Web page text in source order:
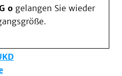
o gelangen Sie wieder